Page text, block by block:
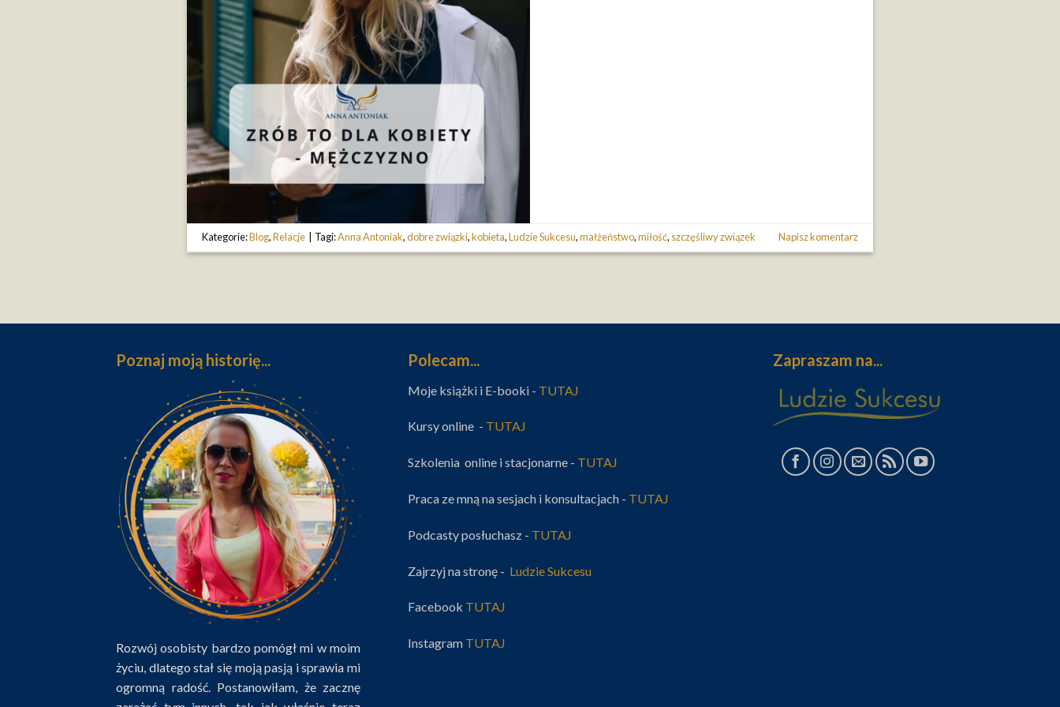
Kategorie:Blog,Relacje Tagi:Anna Antoniak,dobre związki,kobieta,Ludzie Sukcesu,małżeństwo,miłość, szczęśliwy związek Napisz komentarz
Poznaj moją historię...
Rozwój osobisty bardzo pomógł mi w moim
życiu, dlatego stał się moją pasją i sprawia mi
ogromną radość. Postanowiłam, że zacznę
Polecam...
Moje książki i E-booki - TUTAJ
Kursy online - TUTAJ
Szkolenia online i stacjonarne - TUTAJ
Praca ze mną na sesjach i konsultacjach - TUTAJ
Podcasty posłuchasz - TUTAJ
Zajrzyj na stronę - Ludzie Sukcesu
Facebook TUTAJ
Instagram TUTAJ
Zapraszam na...